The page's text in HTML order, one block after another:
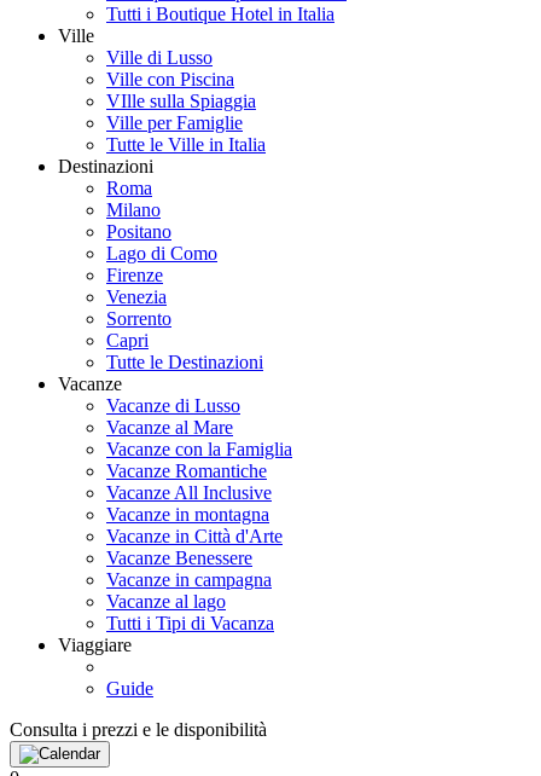
Tutti i Boutique Hotel in Italia
Ville
Ville di Lusso
Ville con Piscina
VIlle sulla Spiaggia
Ville per Famiglie
Tutte le Ville in Italia
Destinazioni
Roma
Milano
Positano
Lago di Como
Firenze
Venezia
Sorrento
Capri
Tutte le Destinazioni
Vacanze
Vacanze di Lusso
Vacanze al Mare
Vacanze con la Famiglia
Vacanze Romantiche
Vacanze All Inclusive
Vacanze in montagna
Vacanze in Città d'Arte
Vacanze Benessere
Vacanze in campagna
Vacanze al lago
Tutti i Tipi di Vacanza
Viaggiare
Guide
Consulta i prezzi e le disponibilità